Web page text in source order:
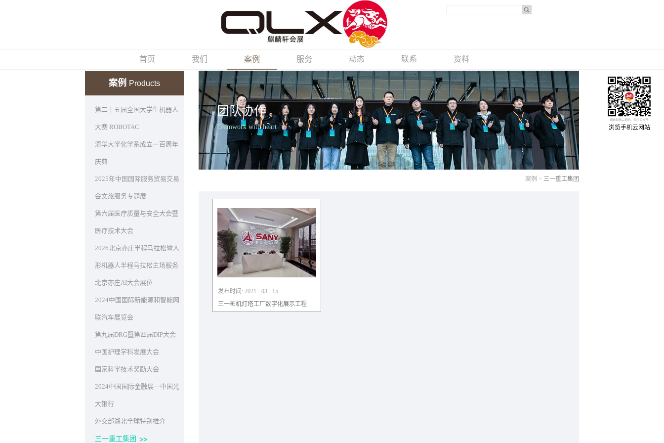
首页 我们 案例 服务 动态 联系 资料
案例 Products
第二十五届全国大学生机器人
大赛 ROBOTAC
清华大学化学系成立一百周年
庆典
2025年中国国际服务贸易交易
会文旅服务专题展
第六届医疗质量与安全大会暨
医疗技术大会
2026北京亦庄半程马拉松暨人
形机器人半程马拉松主场服务
北京亦庄AI大会展位
2024中国国际新能源和智能网
联汽车展览会
第九届DRG暨第四届DIP大会
中国护理学科发展大会
国家科学技术奖励大会
2024中国国际金融展—中国光
大银行
外交部湖北全球特别推介
三一重工集团
团队协作
Teamwork with heart
案例 > 三一重工集团
三一桩机灯塔工厂数字化展示工程
发布时间: 2021 - 03 - 15
浏览手机云网站